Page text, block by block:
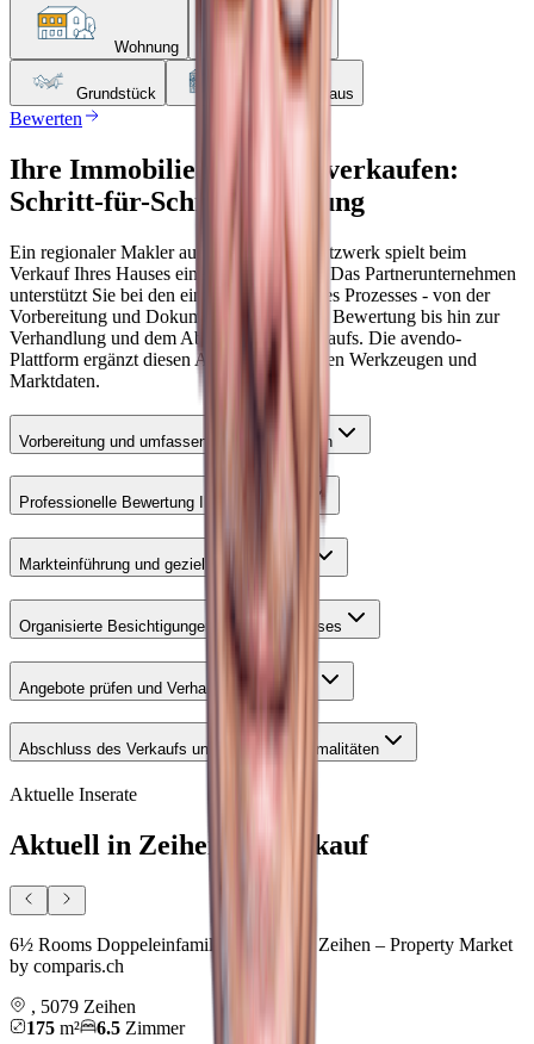
Wohnung Haus
Grundstück Mehrfamilienhaus
Bewerten
Ihre Immobilie in Zeihen verkaufen:
Schritt-für-Schritt-Anleitung
Ein regionaler Makler aus dem avendo-Netzwerk spielt beim
Verkauf Ihres Hauses eine wichtige Rolle. Das Partnerunternehmen
unterstützt Sie bei den einzelnen Phasen des Prozesses - von der
Vorbereitung und Dokumentation über die Bewertung bis hin zur
Verhandlung und dem Abschluss des Verkaufs. Die avendo-
Plattform ergänzt diesen Ablauf mit digitalen Werkzeugen und
Marktdaten.
Vorbereitung und umfassende Dokumentation
Professionelle Bewertung Ihrer Immobilie
Markteinführung und gezielte Vermarktung
Organisierte Besichtigungen und Open Houses
Angebote prüfen und Verhandlungen führen
Abschluss des Verkaufs und rechtliche Formalitäten
Aktuelle Inserate
Aktuell in Zeihen im Verkauf
6½ Rooms Doppeleinfamilienhaus 5079 Zeihen – Property Market
by comparis.ch
, 5079 Zeihen
175 m² 6.5 Zimmer